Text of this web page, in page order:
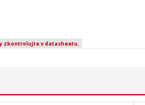
zkontrolujte v datasheetu.